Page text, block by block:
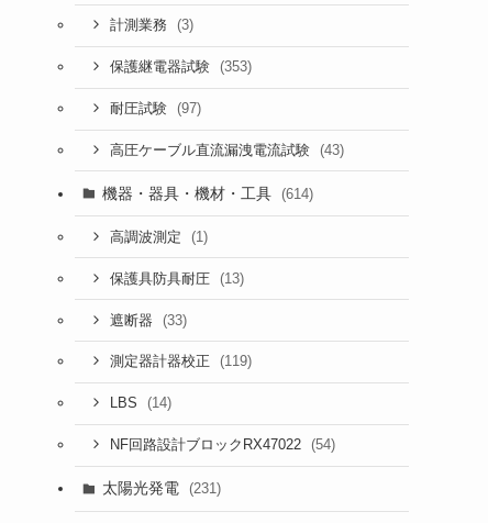
計測業務 (3)
保護継電器試験 (353)
耐圧試験 (97)
高圧ケーブル直流漏洩電流試験 (43)
機器・器具・機材・工具 (614)
高調波測定 (1)
保護具防具耐圧 (13)
遮断器 (33)
測定器計器校正 (119)
LBS (14)
NF回路設計ブロックRX47022 (54)
太陽光発電 (231)